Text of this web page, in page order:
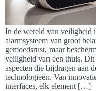
In de wereld van veiligheid
alarmsysteem van groot
gemoedsrust, maar
veiligheid van een thuis.
aspecten die bijdragen aan
technologieën. Van
interfaces, elk element […]